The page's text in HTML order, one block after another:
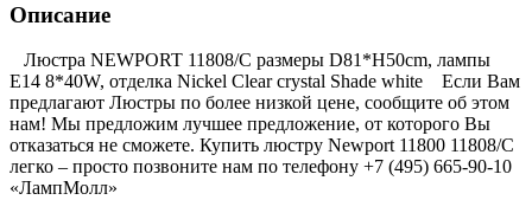
Описание
Люстра NEWPORT 11808/C размеры D81*H50cm, лампы
E14 8*40W, отделка Nickel Clear crystal Shade white Если Вам
предлагают Люстры по более низкой цене, сообщите об этом
нам! Мы предложим лучшее предложение, от которого Вы
отказаться не сможете. Купить люстру Newport 11800 11808/C
легко – просто позвоните нам по телефону +7 (495) 665-90-10
«ЛампМолл»